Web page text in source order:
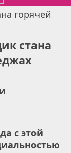
горячей
стана
с этой